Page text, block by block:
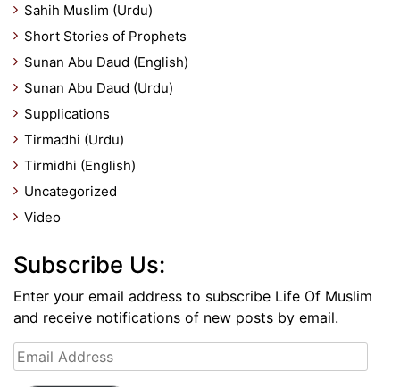
Sahih Muslim (Urdu)
Short Stories of Prophets
Sunan Abu Daud (English)
Sunan Abu Daud (Urdu)
Supplications
Tirmadhi (Urdu)
Tirmidhi (English)
Uncategorized
Video
Subscribe Us:
Enter your email address to subscribe Life Of Muslim
and receive notifications of new posts by email.
Email
Address